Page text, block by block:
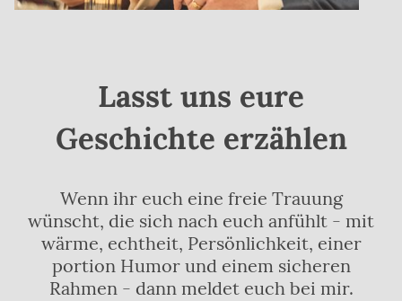
Lasst uns eure
Geschichte erzählen
Wenn ihr euch eine freie Trauung
wünscht, die sich nach euch anfühlt - mit
wärme, echtheit, Persönlichkeit, einer
portion Humor und einem sicheren
Rahmen - dann meldet euch bei mir.